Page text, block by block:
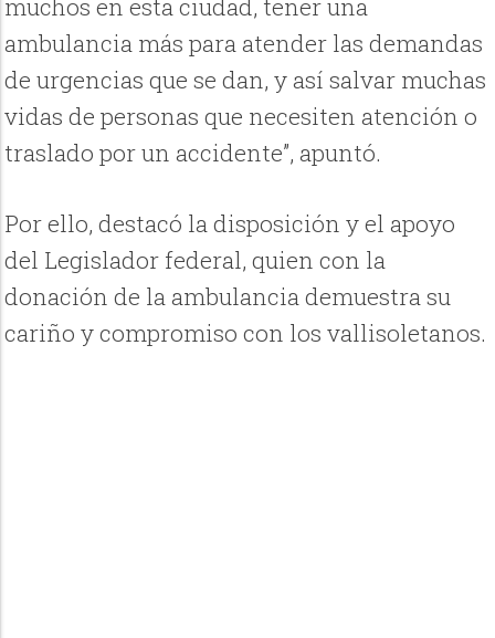
muchos en esta ciudad, tener una
ambulancia más para atender las demandas
de urgencias que se dan, y así salvar muchas
vidas de personas que necesiten atención o
traslado por un accidente”, apuntó.
Por ello, destacó la disposición y el apoyo
del Legislador federal, quien con la
donación de la ambulancia demuestra su
cariño y compromiso con los vallisoletanos.